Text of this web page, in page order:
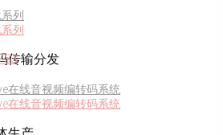
列
列
传输分发
在线音视频编转码系统
在线音视频编转码系统